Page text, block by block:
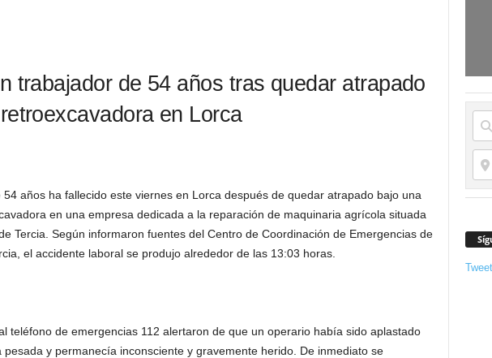
trabajador de 54 años tras quedar atrapado
en Lorca
54 años ha fallecido este viernes en Lorca después de quedar atrapado bajo una
en una empresa dedicada a la reparación de maquinaria agrícola situada
Tercia. Según informaron fuentes del Centro de Coordinación de Emergencias de
el accidente laboral se produjo alrededor de las 13:03 horas.
teléfono de emergencias 112 alertaron de que un operario había sido aplastado
pesada y permanecía inconsciente y gravemente herido. De inmediato se